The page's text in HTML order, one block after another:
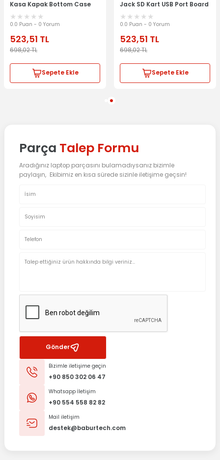
Kasa Kapak Bottom Case
0.0 Puan - 0 Yorum
523,51 TL
698,02TL
Sepete Ekle
Jack SD Kart USB Port Board
0.0 Puan - 0 Yorum
523,51 TL
698,02TL
Sepete Ekle
Parça Talep Formu
Aradığınız laptop parçasını bulamadıysanız bizimle
paylaşın, Ekibimiz en kısa sürede sizinle iletişime geçsin!
Gönder
Bizimle iletişime geçin
+90 850 302 06 47
Whatsapp İletişim
+90 554 558 82 82
Mail iletişim
destek@baburtech.com